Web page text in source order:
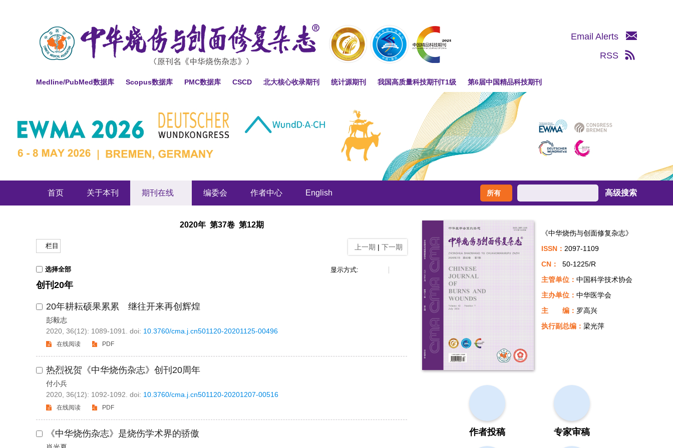
Medline/PubMed数据库 Scopus数据库 PMC数据库 CSCD 北大核心收录期刊 统计源期刊 我国高质量科技期刊T1级 第6届中国精品科技期刊
Email Alerts
RSS
首页 关于本刊 期刊在线 编委会 作者中心 English 高级搜索
2020年 第37卷 第12期
栏目 上一期 | 下一期
选择全部 显示方式:
创刊20年
20年耕耘硕果累累 继往开来再创辉煌
彭毅志
2020, 36(12): 1089-1091. doi: 10.3760/cma.j.cn501120-20201125-00496
在线阅读 PDF
热烈祝贺《中华烧伤杂志》创刊20周年
付小兵
2020, 36(12): 1092-1092. doi: 10.3760/cma.j.cn501120-20201207-00516
在线阅读 PDF
《中华烧伤杂志》是烧伤学术界的骄傲
《中华烧伤与创面修复杂志》
ISSN： 2097-1109
CN：
50-1225/R
主管单位： 中国科学技术协会
主办单位： 中华医学会
主 编： 罗高兴
执行副总编： 梁光萍
作者投稿 专家审稿